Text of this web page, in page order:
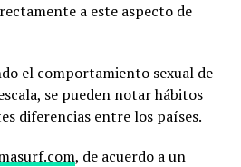
a este aspecto de
el comportamiento sexual de
se pueden notar hábitos
diferencias entre los países.
, de acuerdo a un